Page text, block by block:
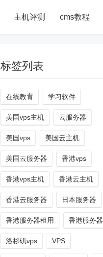
主机评测 cms教程
标签列表
在线教育 学习软件
美国vps主机 云服务器
美国vps 美国云主机
美国云服务器 香港vps
香港vps主机 香港云主机
香港云服务器 日本服务器
香港服务器租用 香港服务器
洛杉矶vps VPS